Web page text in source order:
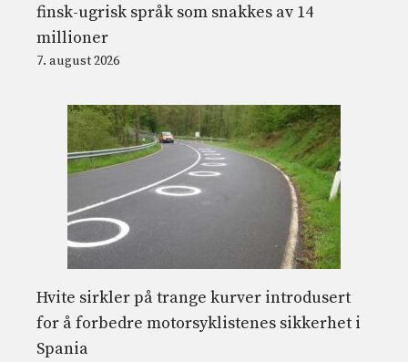
finsk-ugrisk språk som snakkes av 14
millioner
7. august 2026
Hvite sirkler på trange kurver introdusert
for å forbedre motorsyklistenes sikkerhet i
Spania